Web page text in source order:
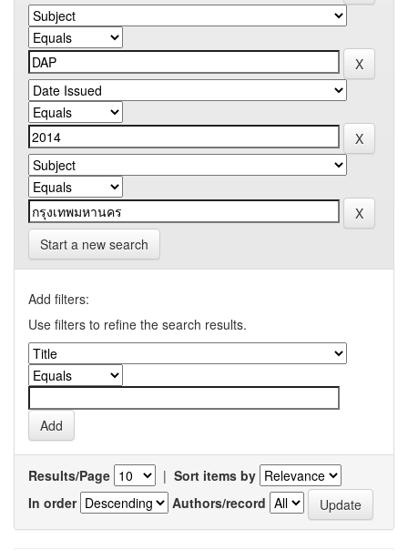
Start a new search
Add filters:
Use filters to refine the search results.
Results/Page | Sort items by
In order
Authors/record